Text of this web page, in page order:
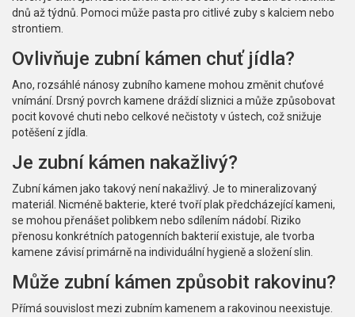
dnů až týdnů. Pomoci může pasta pro citlivé zuby s kalciem nebo
strontiem.
Ovlivňuje zubní kámen chuť jídla?
Ano, rozsáhlé nánosy zubního kamene mohou změnit chuťové
vnímání. Drsný povrch kamene dráždí sliznici a může způsobovat
pocit kovové chuti nebo celkové nečistoty v ústech, což snižuje
potěšení z jídla.
Je zubní kámen nakažlivý?
Zubní kámen jako takový není nakažlivý. Je to mineralizovaný
materiál. Nicméně bakterie, které tvoří plak předcházející kameni,
se mohou přenášet polibkem nebo sdílením nádobí. Riziko
přenosu konkrétních patogenních bakterií existuje, ale tvorba
kamene závisí primárně na individuální hygieně a složení slin.
Může zubní kámen způsobit rakovinu?
Přímá souvislost mezi zubním kamenem a rakovinou neexistuje.